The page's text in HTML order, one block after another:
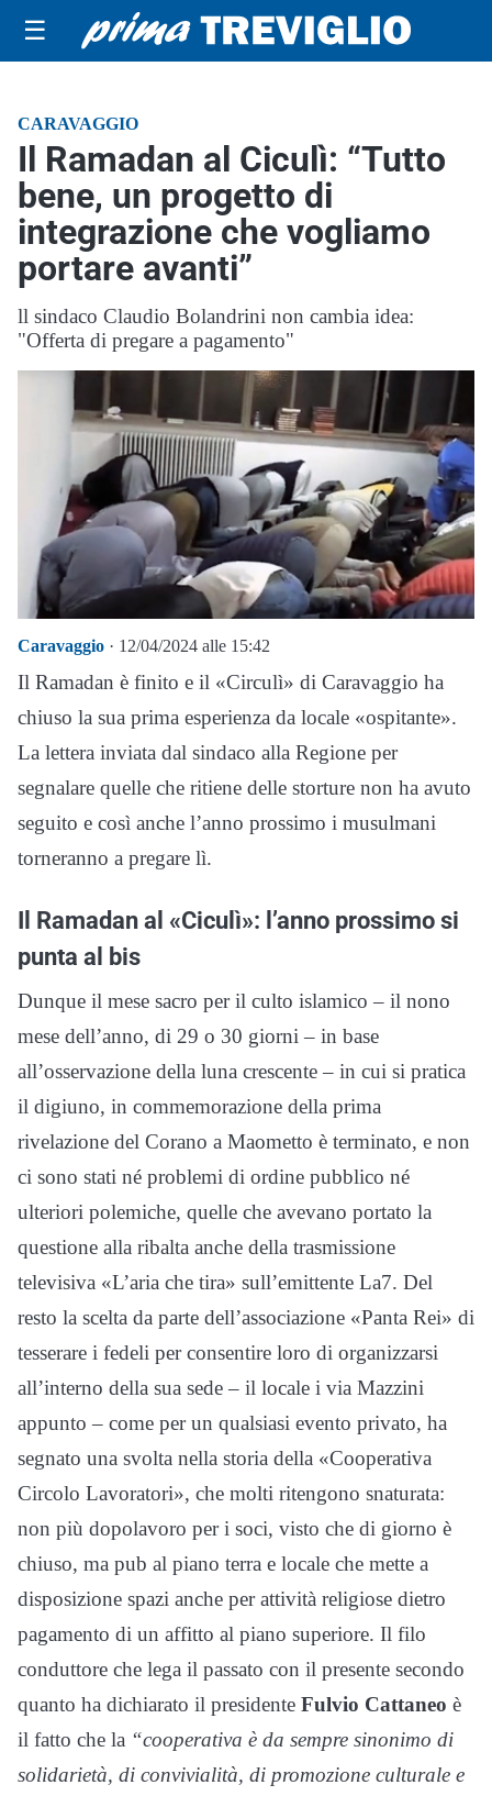
☰
CARAVAGGIO
Il Ramadan al Ciculì: “Tutto
bene, un progetto di
integrazione che vogliamo
portare avanti”
ll sindaco Claudio Bolandrini non cambia idea:
"Offerta di pregare a pagamento"
Caravaggio · 12/04/2024 alle 15:42
Il Ramadan è finito e il «Circulì» di Caravaggio ha
chiuso la sua prima esperienza da locale «ospitante».
La lettera inviata dal sindaco alla Regione per
segnalare quelle che ritiene delle storture non ha avuto
seguito e così anche l’anno prossimo i musulmani
torneranno a pregare lì.
Il Ramadan al «Ciculì»: l’anno prossimo si
punta al bis
Dunque il mese sacro per il culto islamico – il nono
mese dell’anno, di 29 o 30 giorni – in base
all’osservazione della luna crescente – in cui si pratica
il digiuno, in commemorazione della prima
rivelazione del Corano a Maometto è terminato, e non
ci sono stati né problemi di ordine pubblico né
ulteriori polemiche, quelle che avevano portato la
questione alla ribalta anche della trasmissione
televisiva «L’aria che tira» sull’emittente La7. Del
resto la scelta da parte dell’associazione «Panta Rei» di
tesserare i fedeli per consentire loro di organizzarsi
all’interno della sua sede – il locale i via Mazzini
appunto – come per un qualsiasi evento privato, ha
segnato una svolta nella storia della «Cooperativa
Circolo Lavoratori», che molti ritengono snaturata:
non più dopolavoro per i soci, visto che di giorno è
chiuso, ma pub al piano terra e locale che mette a
disposizione spazi anche per attività religiose dietro
pagamento di un affitto al piano superiore. Il filo
conduttore che lega il passato con il presente secondo
quanto ha dichiarato il presidente Fulvio Cattaneo è
il fatto che la “cooperativa è da sempre sinonimo di
solidarietà, di convivialità, di promozione culturale e